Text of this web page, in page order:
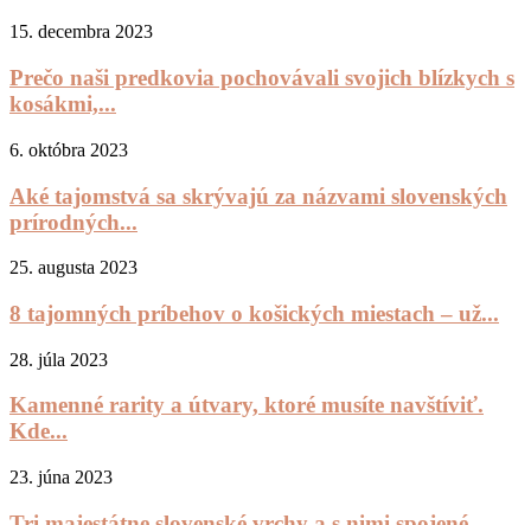
15. decembra 2023
Prečo naši predkovia pochovávali svojich blízkych s
kosákmi,...
6. októbra 2023
Aké tajomstvá sa skrývajú za názvami slovenských
prírodných...
25. augusta 2023
8 tajomných príbehov o košických miestach – už...
28. júla 2023
Kamenné rarity a útvary, ktoré musíte navštíviť.
Kde...
23. júna 2023